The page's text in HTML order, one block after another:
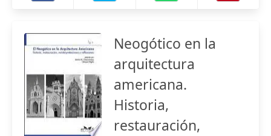
Neogótico en la
arquitectura
americana.
Historia,
restauración,